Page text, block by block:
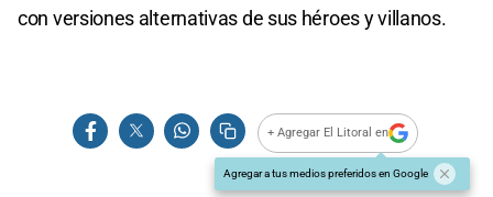
con versiones alternativas de sus héroes y villanos.
+ Agregar El Litoral en
Agregar a tus medios preferidos en Google